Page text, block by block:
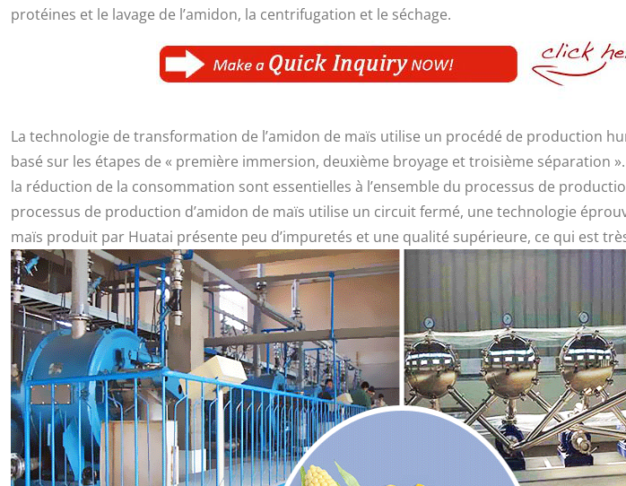
protéines et le lavage de l’amidon, la centrifugation et le séchage.
La technologie de transformation de l’amidon de maïs utilise un procédé de production
basé sur les étapes de « première immersion, deuxième broyage et troisième séparation ».
la réduction de la consommation sont essentielles à l’ensemble du processus de
processus de production d’amidon de maïs utilise un circuit fermé, une technologie
maïs produit par Huatai présente peu d’impuretés et une qualité supérieure, ce qui est